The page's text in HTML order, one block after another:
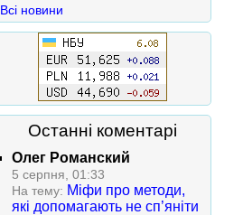
Всі новини
Останні коментарі
Олег Романский
5 серпня, 01:33
На тему: Міфи про методи,
які допомагають не сп’яніти